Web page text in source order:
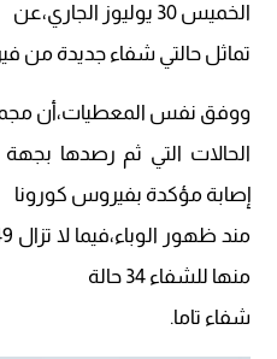
الخميس 30 يوليوز الجاري،عن
تماثل حالتي شفاء جديدة من
ووفق نفس المعطيات،أن
إصابة مؤكدة بفيروس كورونا
منها للشفاء 34 حالة
شفاء تاما.